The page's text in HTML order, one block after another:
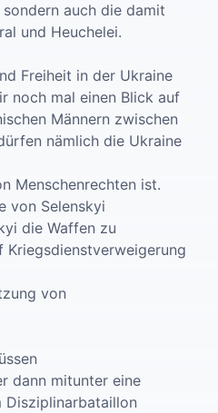
auch die damit
und Heuchelei.
Freiheit in der Ukraine
noch mal einen Blick auf
Männern zwischen
nämlich die Ukraine
Menschenrechten ist.
von Selenskyi
die Waffen zu
Kriegsdienstverweigerung
von
dann mitunter eine
Disziplinarbataillon